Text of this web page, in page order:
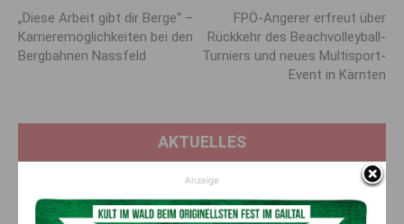
„Diese Arbeit gibt dir Berge“ –
Karrieremöglichkeiten bei den
Bergbahnen Nassfeld
FPÖ-Angerer erfreut über
Rückkehr des Beachvolleyball-
Turniers und neues Multisport-
Event in Kärnten
AKTUELLES
Fußballverein nimmt Abschied
Anzeige